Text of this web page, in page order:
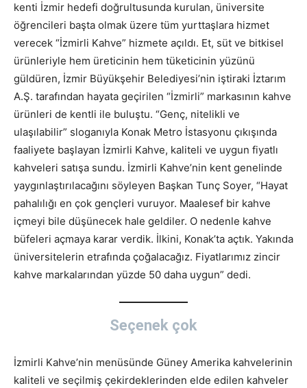
kenti İzmir hedefi doğrultusunda kurulan, üniversite
öğrencileri başta olmak üzere tüm yurttaşlara hizmet
verecek “İzmirli Kahve” hizmete açıldı. Et, süt ve bitkisel
ürünleriyle hem üreticinin hem tüketicinin yüzünü
güldüren, İzmir Büyükşehir Belediyesi’nin iştiraki İztarım
A.Ş. tarafından hayata geçirilen “İzmirli” markasının kahve
ürünleri de kentli ile buluştu. “Genç, nitelikli ve
ulaşılabilir” sloganıyla Konak Metro İstasyonu çıkışında
faaliyete başlayan İzmirli Kahve, kaliteli ve uygun fiyatlı
kahveleri satışa sundu. İzmirli Kahve’nin kent genelinde
yaygınlaştırılacağını söyleyen Başkan Tunç Soyer, “Hayat
pahalılığı en çok gençleri vuruyor. Maalesef bir kahve
içmeyi bile düşünecek hale geldiler. O nedenle kahve
büfeleri açmaya karar verdik. İlkini, Konak’ta açtık. Yakında
üniversitelerin etrafında çoğalacağız. Fiyatlarımız zincir
kahve markalarından yüzde 50 daha uygun” dedi.
Seçenek çok
İzmirli Kahve’nin menüsünde Güney Amerika kahvelerinin
kaliteli ve seçilmiş çekirdeklerinden elde edilen kahveler